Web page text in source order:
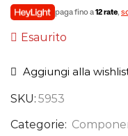
paga fino a12 rate,
Esaurito
Aggiungi alla
SKU: 5953
Categorie: